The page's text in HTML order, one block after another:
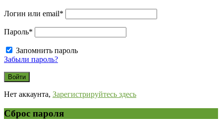
Логин или email*
Пароль*
Запомнить пароль
Забыли пароль?
Нет аккаунта, Зарегистрируйтесь здесь
Сброс пароля